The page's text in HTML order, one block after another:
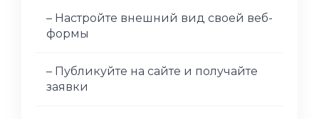
– Настройте внешний вид своей веб-
формы
– Публикуйте на сайте и получайте
заявки